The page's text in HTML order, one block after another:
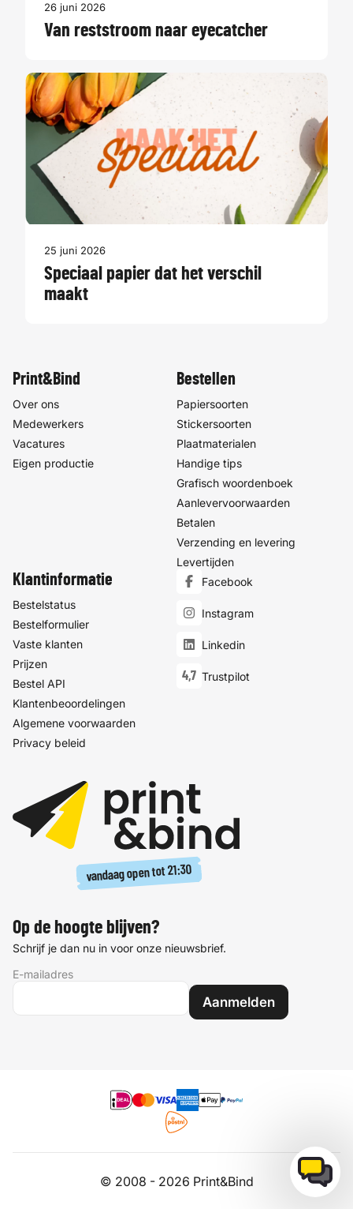
26 juni 2026
Van reststroom naar eyecatcher
25 juni 2026
Speciaal papier dat het verschil
maakt
Print&Bind
Over ons
Medewerkers
Vacatures
Eigen productie
Bestellen
Papiersoorten
Stickersoorten
Plaatmaterialen
Handige tips
Grafisch woordenboek
Aanlevervoorwaarden
Betalen
Verzending en levering
Levertijden
Klantinformatie
Bestelstatus
Bestelformulier
Vaste klanten
Prijzen
Bestel API
Klantenbeoordelingen
Algemene voorwaarden
Privacy beleid
Facebook
Instagram
Linkedin
4,7 Trustpilot
vandaag open tot21:30
Op de hoogte blijven?
Schrijf je dan nu in voor onze nieuwsbrief.
E-mailadres
Aanmelden
© 2008 - 2026 Print&Bind